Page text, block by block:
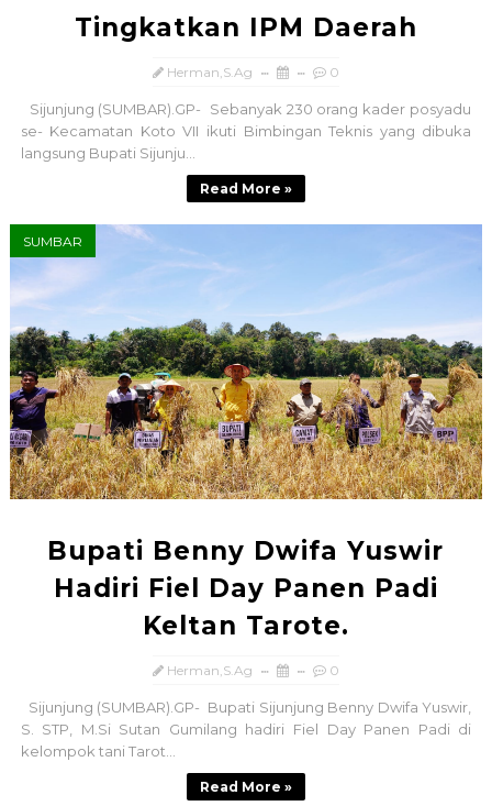
Tingkatkan IPM Daerah
Herman,S.Ag 0
Sijunjung (SUMBAR).GP- Sebanyak 230 orang kader posyadu
se- Kecamatan Koto VII ikuti Bimbingan Teknis yang dibuka
langsung Bupati Sijunju...
Read More »
SUMBAR
Bupati Benny Dwifa Yuswir
Hadiri Fiel Day Panen Padi
Keltan Tarote.
Herman,S.Ag 0
Sijunjung (SUMBAR).GP- Bupati Sijunjung Benny Dwifa Yuswir,
S. STP, M.Si Sutan Gumilang hadiri Fiel Day Panen Padi di
kelompok tani Tarot...
Read More »